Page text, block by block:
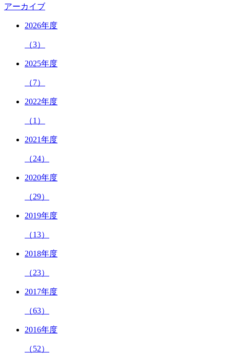
アーカイブ
2026年度
（3）
2025年度
（7）
2022年度
（1）
2021年度
（24）
2020年度
（29）
2019年度
（13）
2018年度
（23）
2017年度
（63）
2016年度
（52）